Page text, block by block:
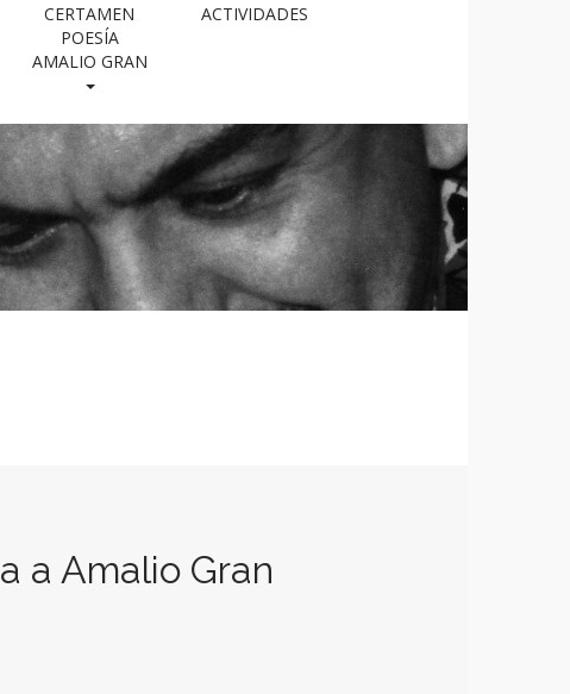
CERTAMEN
POESÍA
AMALIO GRAN
ACTIVIDADES
a Amalio Gran